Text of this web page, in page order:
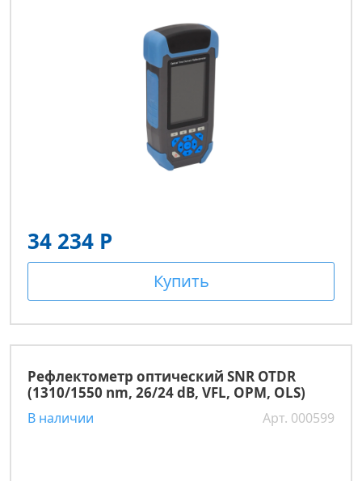
34 234 Р
Купить
Рефлектометр оптический SNR OTDR
(1310/1550 nm, 26/24 dB, VFL, OPM, OLS)
В наличии Арт. 000599